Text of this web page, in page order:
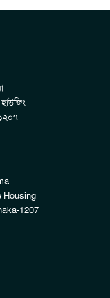
Housing
1207